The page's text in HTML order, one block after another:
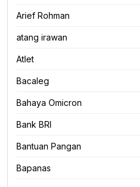
Arief Rohman
atang irawan
Atlet
Bacaleg
Bahaya Omicron
Bank BRI
Bantuan Pangan
Bapanas